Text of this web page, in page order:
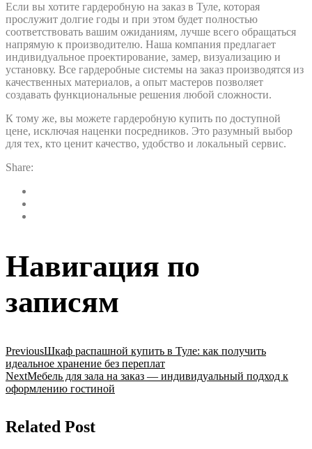
Если вы хотите гардеробную на заказ в Туле, которая
прослужит долгие годы и при этом будет полностью
соответствовать вашим ожиданиям, лучше всего обращаться
напрямую к производителю. Наша компания предлагает
индивидуальное проектирование, замер, визуализацию и
установку. Все гардеробные системы на заказ производятся из
качественных материалов, а опыт мастеров позволяет
создавать функциональные решения любой сложности.
К тому же, вы можете гардеробную купить по доступной
цене, исключая наценки посредников. Это разумный выбор
для тех, кто ценит качество, удобство и локальный сервис.
Share:
Навигация по
записям
PreviousШкаф распашной купить в Туле: как получить
идеальное хранение без переплат
NextМебель для зала на заказ — индивидуальный подход к
оформлению гостиной
Related Post